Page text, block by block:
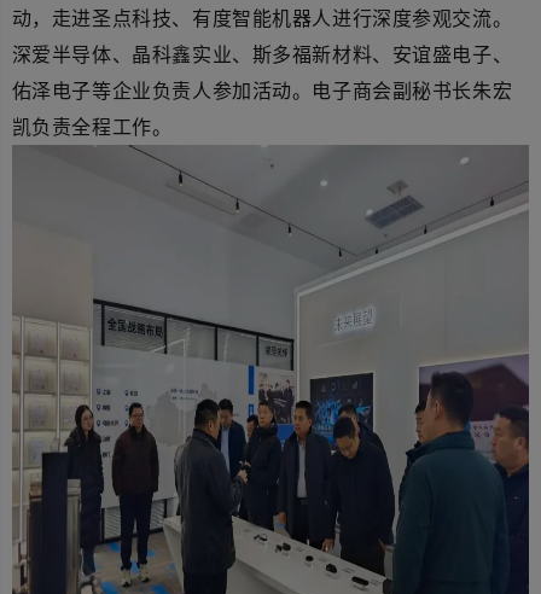
动，走进圣点科技、有度智能机器人进行深度参观交流。
深爱半导体、晶科鑫实业、斯多福新材料、安谊盛电子、
佑泽电子等企业负责人参加活动。 电子商会副秘书长朱宏
凯负责全程工作。